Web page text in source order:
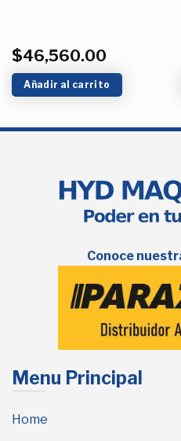
$46,560.00
Añadir al carrito
Conoce
Menu Principal
Home